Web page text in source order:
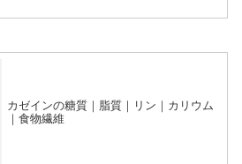
カゼインの糖質｜脂質｜リン｜カリウム
｜食物繊維